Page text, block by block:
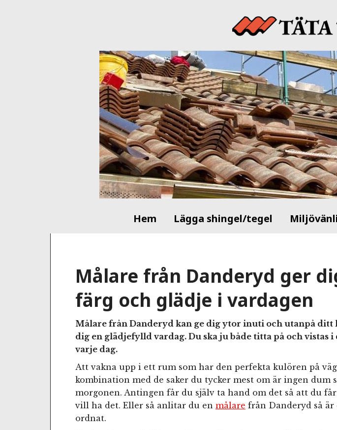
Hem Lägga shingel/tegel
Målare från Danderyd ger
färg och glädje i vardagen
Målare från Danderyd kan ge dig ytor inuti och utanpå ditt
dig en glädjefylld vardag. Du ska ju både titta på och vistas
varje dag.
Att vakna upp i ett rum som har den perfekta kulören på
kombination med de saker du tycker mest om är ingen dum
morgonen. Antingen får du själv ta hand om det så att du
vill ha det. Eller så anlitar du en målare från Danderyd så är
ordnat.